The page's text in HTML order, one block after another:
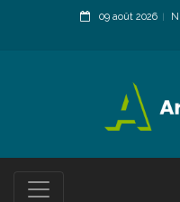
09 août 2026